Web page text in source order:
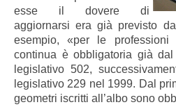
esse il dovere di
aggiornarsi era già previsto
esempio, «per le professioni
continua è obbligatoria già
legislativo 502,
legislativo 229 nel 1999. Dal
geometri iscritti all’albo sono